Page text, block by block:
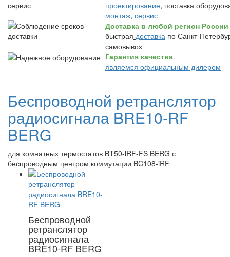
проектирование, поставка
монтаж, сервис
Доставка в любой регион России
быстрая доставка по Санкт-
самовывоз
Гарантия качества
являемся официальным дилером
Беспроводной ретранслятор
радиосигнала BRE10-RF
BERG
для комнатных термостатов BT50-iRF-FS BERG с
беспроводным центром коммутации BC108-iRF
Беспроводной
ретранслятор
радиосигнала
BRE10-RF BERG